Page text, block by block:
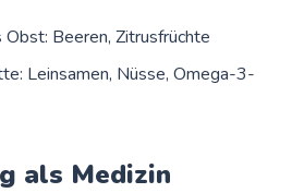
Obst: Beeren, Zitrusfrüchte
Leinsamen, Nüsse, Omega-3-
als Medizin